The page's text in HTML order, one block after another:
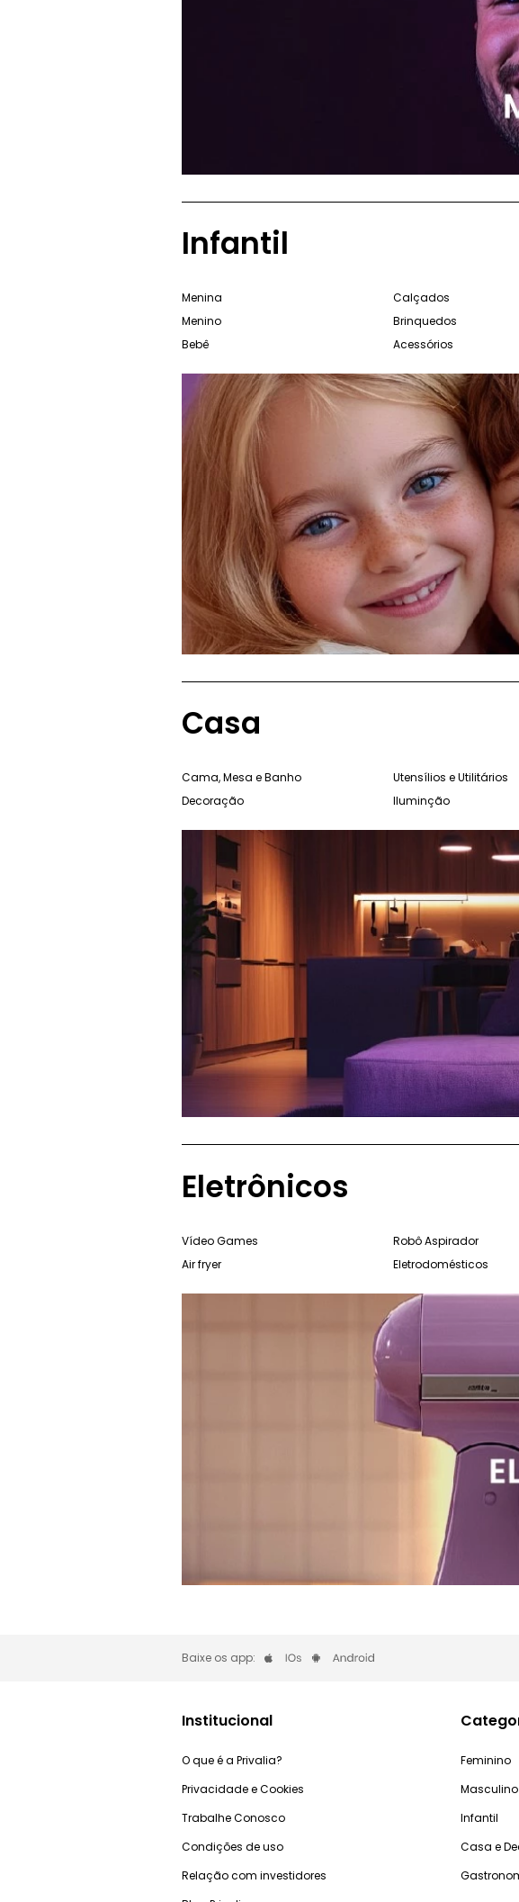
Infantil
Menina
Menino
Bebê
Calçados
Brinquedos
Acessórios
Casa
Cama, Mesa e Banho
Decoração
Utensílios e Utilitários
Iluminção
Eletrônicos
Vídeo Games
Air fryer
Robô Aspirador
Eletrodomésticos
Baixe os app:
Institucional
O que é a Privalia?
Privacidade e Cookies
Trabalhe Conosco
Condições de uso
Relação com investidores
Feminino
Masculino
Infantil
Casa e